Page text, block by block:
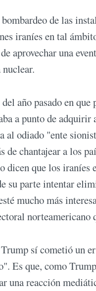
de las
iraníes en tal
aprovechar una
año pasado en
a punto de
odiado "ente
chantajear a los
dicen que los
su parte intentar
mucho más
norteamericano
sí cometió un
Es que, como
una reacción